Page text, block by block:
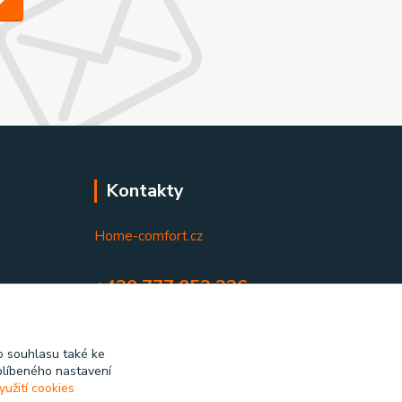
Kontakty
Home-comfort.cz
+420 777 852 326
souhlasu také ke
nastavení
cookies